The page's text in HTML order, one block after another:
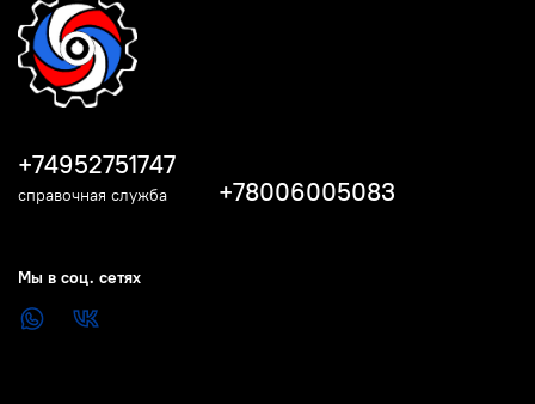
+74952751747
справочная служба +78006005083
Мы в соц. сетях